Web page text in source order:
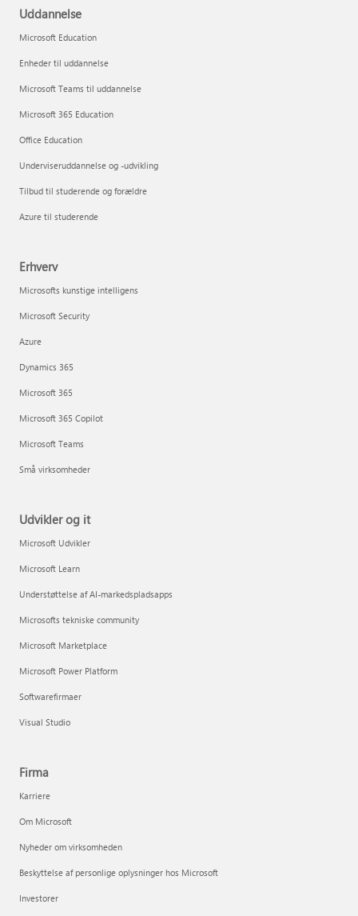
Uddannelse
Microsoft Education
Enheder til uddannelse
Microsoft Teams til uddannelse
Microsoft 365 Education
Office Education
Underviseruddannelse og -udvikling
Tilbud til studerende og forældre
Azure til studerende
Erhverv
Microsofts kunstige intelligens
Microsoft Security
Azure
Dynamics 365
Microsoft 365
Microsoft 365 Copilot
Microsoft Teams
Små virksomheder
Udvikler og it
Microsoft Udvikler
Microsoft Learn
Understøttelse af AI-markedspladsapps
Microsofts tekniske community
Microsoft Marketplace
Microsoft Power Platform
Softwarefirmaer
Visual Studio
Firma
Karriere
Om Microsoft
Nyheder om virksomheden
Beskyttelse af personlige oplysninger hos Microsoft
Investorer